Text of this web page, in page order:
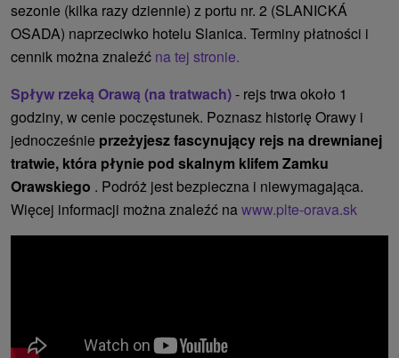
sezonie (kilka razy dziennie) z portu nr. 2 (SLANICKÁ
OSADA) naprzeciwko hotelu Slanica. Terminy płatności i
cennik można znaleźć na tej stronie.
Spływ rzeką Orawą (na tratwach)- rejs trwa około 1
godziny, w cenie poczęstunek. Poznasz historię Orawy i
jednocześnie przeżyjesz fascynujący rejs na drewnianej
tratwie, która płynie pod skalnym klifem Zamku
Orawskiego . Podróż jest bezpieczna i niewymagająca.
Więcej informacji można znaleźć nawww.plte-orava.sk